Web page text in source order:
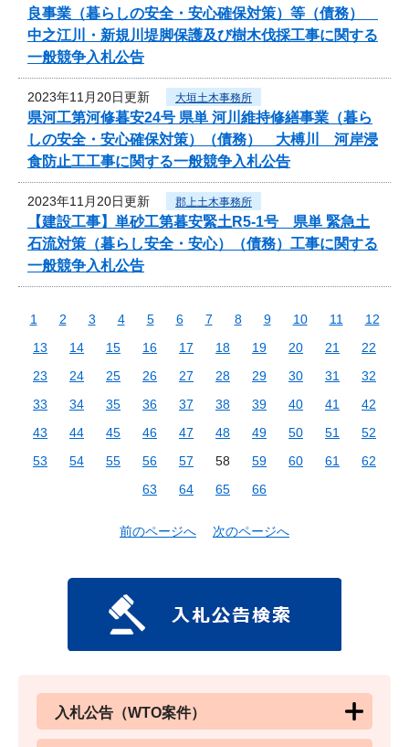
良事業（暮らしの安全・安心確保対策）等（債務）
中之江川・新規川堤脚保護及び樹木伐採工事に関する
一般競争入札公告
2023年11月20日更新 大垣土木事務所
県河工第河修暮安24号 県単 河川維持修繕事業（暮ら
しの安全・安心確保対策）（債務） 大榑川 河岸浸
食防止工工事に関する一般競争入札公告
2023年11月20日更新 郡上土木事務所
【建設工事】単砂工第暮安緊土R5-1号 県単 緊急土
石流対策（暮らし安全・安心）（債務）工事に関する
一般競争入札公告
1 2 3 4 5 6 7 8 9 10 11
12
13
14 15 16 17 18 19 20 21
22
23
24 25 26 27 28 29 30 31
32
33
34 35 36 37 38 39 40 41
42
43
44 45 46 47 48 49 50 51
52
53
54 55 56 57 58 59 60 61
62
63
64 65 66
前のページへ 次のページへ
入札公告（WTO案件）